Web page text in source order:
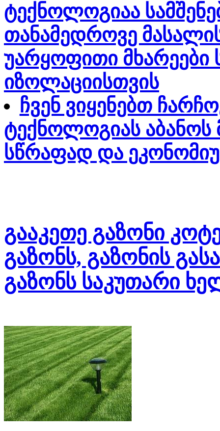
ტექნოლოგიაა
თანამედროვე
უარყოფითი მხარეები
იზოლაციისთვის
ჩვენ ვიყენებთ
ტექნოლოგიას
სწრაფად და
გააკეთე გაზონი
გაზონს, გაზონის
გაზონს საკუთარი